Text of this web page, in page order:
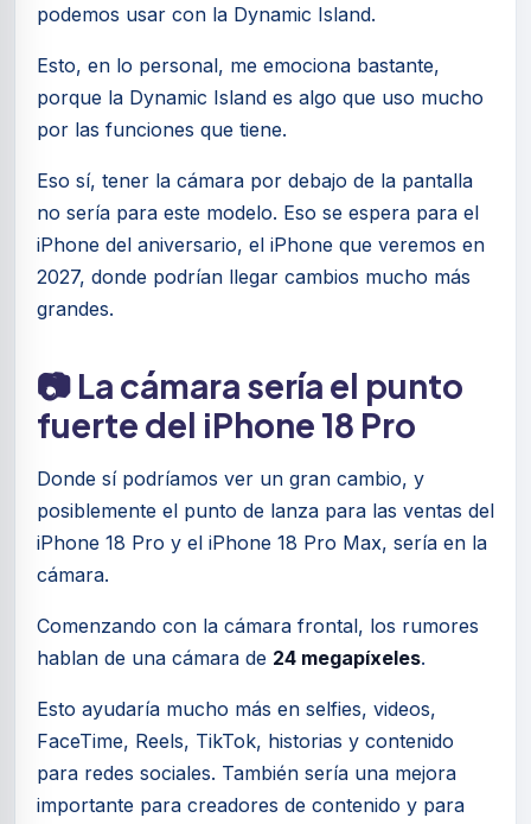
podemos usar con la Dynamic Island.
Esto, en lo personal, me emociona bastante,
porque la Dynamic Island es algo que uso mucho
por las funciones que tiene.
Eso sí, tener la cámara por debajo de la pantalla
no sería para este modelo. Eso se espera para el
iPhone del aniversario, el iPhone que veremos en
2027, donde podrían llegar cambios mucho más
grandes.
📷 La cámara sería el punto
fuerte del iPhone 18 Pro
Donde sí podríamos ver un gran cambio, y
posiblemente el punto de lanza para las ventas del
iPhone 18 Pro y el iPhone 18 Pro Max, sería en la
cámara.
Comenzando con la cámara frontal, los rumores
hablan de una cámara de 24 megapíxeles.
Esto ayudaría mucho más en selfies, videos,
FaceTime, Reels, TikTok, historias y contenido
para redes sociales. También sería una mejora
importante para creadores de contenido y para